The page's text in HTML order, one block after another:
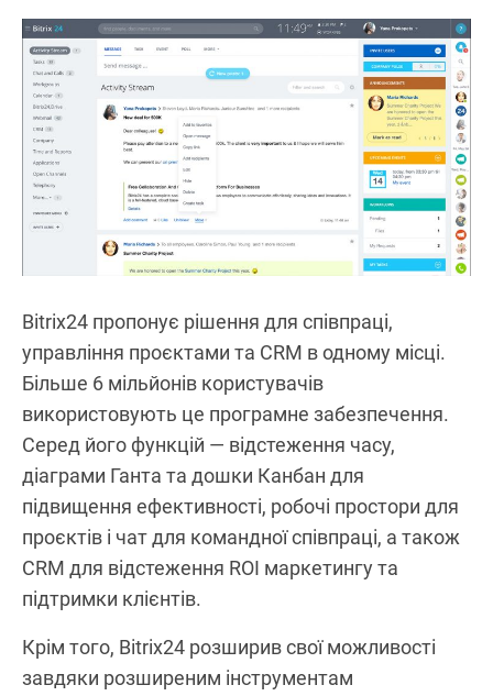
Bitrix24 пропонує рішення для співпраці,
управління проєктами та CRM в одному місці.
Більше 6 мільйонів користувачів
використовують це програмне забезпечення.
Серед його функцій — відстеження часу,
діаграми Ганта та дошки Канбан для
підвищення ефективності, робочі простори для
проєктів і чат для командної співпраці, а також
CRM для відстеження ROI маркетингу та
підтримки клієнтів.
Крім того, Bitrix24 розширив свої можливості
завдяки розширеним інструментам